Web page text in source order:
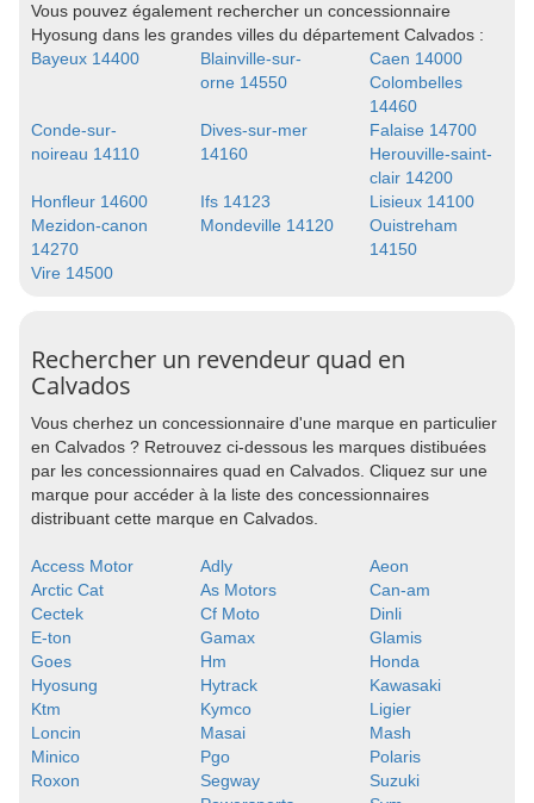
Vous pouvez également rechercher un concessionnaire
Hyosung dans les grandes villes du département Calvados :
Bayeux 14400
Blainville-sur-
orne 14550
Caen 14000
Colombelles
14460
Conde-sur-
noireau 14110
Dives-sur-mer
14160
Falaise 14700
Herouville-saint-
clair 14200
Honfleur 14600
Ifs 14123
Lisieux 14100
Mezidon-canon
14270
Mondeville 14120
Ouistreham
14150
Vire 14500
Rechercher un revendeur quad en
Calvados
Vous cherhez un concessionnaire d'une marque en particulier
en Calvados ? Retrouvez ci-dessous les marques distibuées
par les concessionnaires quad en Calvados. Cliquez sur une
marque pour accéder à la liste des concessionnaires
distribuant cette marque en Calvados.
Access Motor Adly
Aeon
Arctic Cat
As Motors
Can-am
Cectek
Cf Moto
Dinli
E-ton
Gamax
Glamis
Goes
Hm
Honda
Hyosung
Hytrack
Kawasaki
Ktm
Kymco
Ligier
Loncin
Masai
Mash
Minico
Pgo
Polaris
Roxon
Segway
Suzuki